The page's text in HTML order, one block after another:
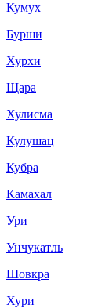
Кумух
Бурши
Хурхи
Щара
Хулисма
Кулушац
Кубра
Камахал
Ури
Унчукатль
Шовкра
Хури